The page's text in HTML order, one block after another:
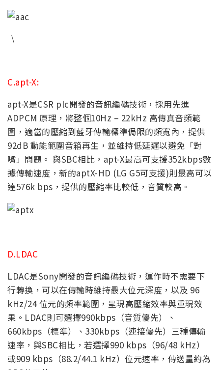
\
C.apt-X:
apt-X是CSR plc開發的音訊編碼技術，採用先進
ADPCM 原理，將整個10Hz – 22kHz 高傳真音頻範
圍，適當的壓縮到藍牙傳輸標準侷限的頻寬內，提供
92dB 動能範圍音箱再生，並維持低延遲以避免「對
嘴」問題。 與SBC相比，apt-X最高可支援352kbps數
據傳輸速度，新的aptX-HD (LG G5可支援)則最高可以
達576k bps，提供的壓縮率比較低，音質較高。
D.LDAC
LDAC是Sony開發的音訊編碼技術，運作時不需要下
行轉換，可以在傳輸時維持最大位元深度，以及 96
kHz/24 位元的頻率範圍，呈現高壓縮效率與重現效
果。 LDAC則可選擇990kbps（音質優先）、
660kbps（標準）、330kbps（連接優先）三種傳輸
速率，與SBC相比，若選擇990 kbps（96/48 kHz）
或909 kbps（88.2/44.1 kHz）位元速率，傳送量約為